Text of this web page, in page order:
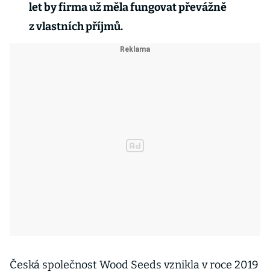
let by firma už měla fungovat převážně
z vlastních příjmů.
Česká společnost Wood Seeds vznikla v roce 2019